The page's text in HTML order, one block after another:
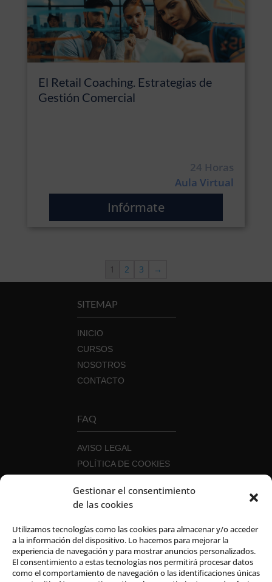
Gestionar el consentimiento
de las cookies
Utilizamos tecnologías como las cookies para almacenar y/o acceder
a la información del dispositivo. Lo hacemos para mejorar la
experiencia de navegación y para mostrar anuncios personalizados.
El consentimiento a estas tecnologías nos permitirá procesar datos
como el comportamiento de navegación o las identificaciones únicas
El Retail Coaching. Estrategias de
Gestión Comercial
24 Horas
Aula Virtual
Infórmate
1 2 3 →
SITEMAP
INICIO
CURSOS
NOSOTROS
CONTACTO
FAQ
AVISO LEGAL
POLÍTICA DE COOKIES
POLÍTICA DE SEGURIDAD DE LA
INFORMACIÓN
CANAL DEL INFORMANTE